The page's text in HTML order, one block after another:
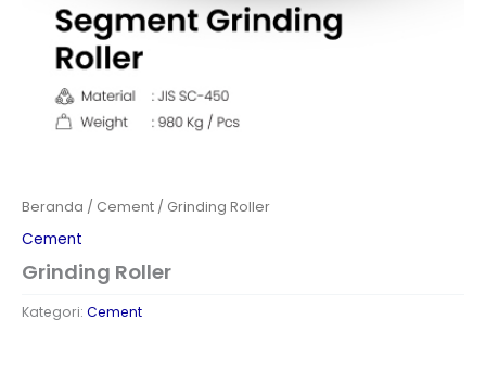
Beranda / Cement / Grinding Roller
Cement
Grinding Roller
Kategori: Cement